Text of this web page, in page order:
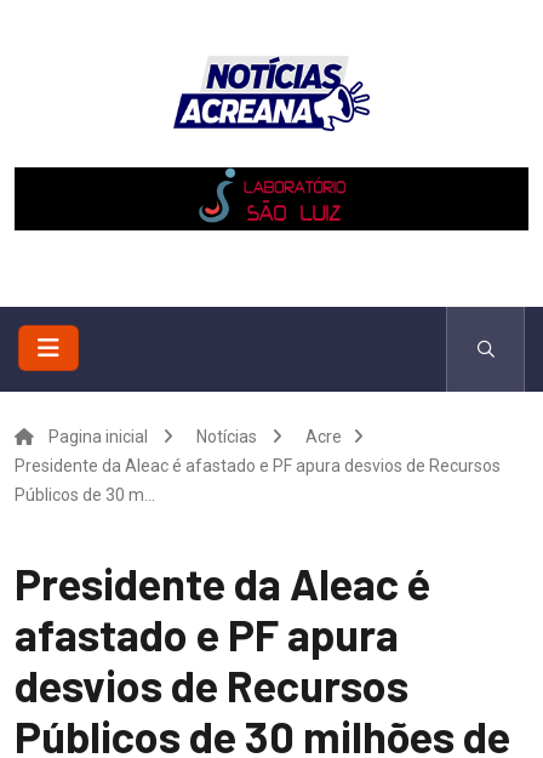
Pagina inicial Notícias
Acre
Presidente da Aleac é afastado e PF apura desvios de Recursos
Públicos de 30 m...
Presidente da Aleac é
afastado e PF apura
desvios de Recursos
Públicos de 30 milhões de